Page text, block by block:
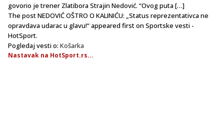
govorio je trener Zlatibora Strajin Nedović. “Ovog puta […]
The post NEDOVIĆ OŠTRO O KALINIĆU: „Status reprezentativca ne
opravdava udarac u glavu!“ appeared first on Sportske vesti -
HotSport.
Pogledaj vesti o: Košarka
Nastavak na HotSport.rs...